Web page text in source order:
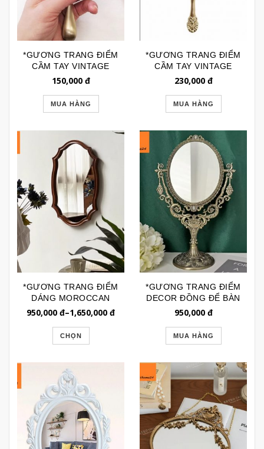
*GƯƠNG TRANG ĐIỂM
CẦM TAY VINTAGE
ĐỒNG CAO CẤP
150,000đ
MUA HÀNG
*GƯƠNG TRANG ĐIỂM
CẦM TAY VINTAGE
VIỀN KIM LOẠI MẠ
GTD188
230,000đ
MUA HÀNG
*GƯƠNG TRANG ĐIỂM
DÁNG MOROCCAN
VIỀN NÂU GTR190S
950,000 đ–1,650,000 đ
CHỌN
*GƯƠNG TRANG ĐIỂM
DECOR ĐỒNG ĐỂ BÀN
CAO CẤP CỔ ĐIỂN
950,000đ
MUA HÀNG